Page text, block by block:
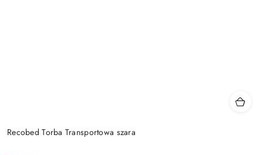
Recobed Torba Transportowa szara